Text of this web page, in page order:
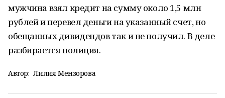
мужчина взял кредит на сумму около 1,5 млн
рублей и перевел деньги на указанный счет, но
обещанных дивидендов так и не получил. В деле
разбирается полиция.
Автор: Лилия Мензорова